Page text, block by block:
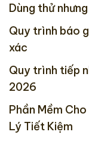
Dùng thử
Quy trình báo
xác
Quy trình tiếp
2026
Phần Mềm
Lý Tiết Kiệm